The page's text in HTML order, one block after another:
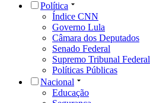
Política
Índice CNN
Governo Lula
Câmara dos Deputados
Senado Federal
Supremo Tribunal Federal
Políticas Públicas
Nacional
Educação